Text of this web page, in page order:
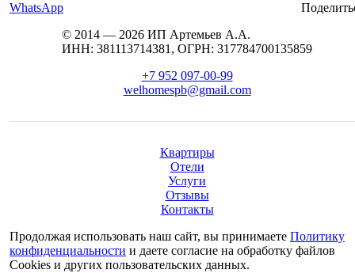
WhatsApp
© 2014 — 2026 ИП Артемьев А.А.
ИНН: 381113714381, ОГРН: 317784700135859
+7 952 097-00-99
welhomespb@gmail.com
Квартиры
Отели
Услуги
Отзывы
Контакты
Продолжая использовать наш сайт, вы принимаете Политику
конфиденциальности и даете согласие на обработку файлов
Cookies и других пользовательских данных.